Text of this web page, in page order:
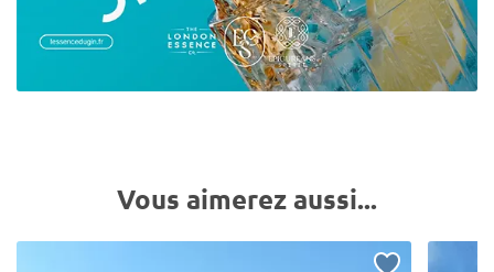
Vous aimerez aussi...